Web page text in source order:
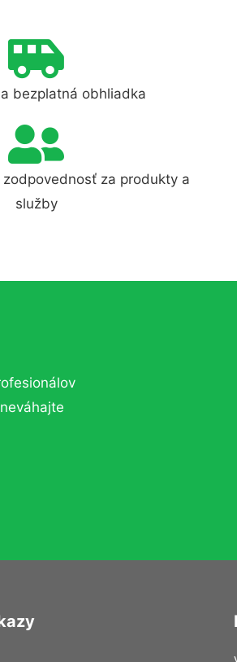
bezplatná obhliadka
za produkty a
služby